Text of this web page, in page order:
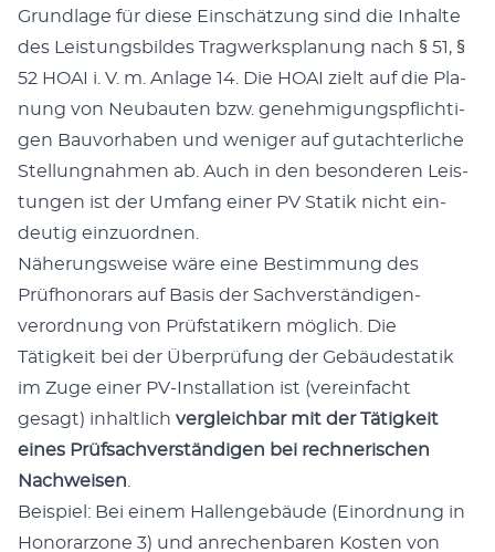
Grund­lage für diese Ein­schätzung sind die Inhalte
des Leis­tungs­bildes Trag­w­erk­s­pla­nung nach § 51, §
52 HOAI i. V. m. Anlage 14. Die HOAI zielt auf die Pla­
nung von Neubaut­en bzw. genehmi­gungspflichti­
gen Bau­vorhaben und weniger auf gutachter­liche
Stel­lung­nah­men ab. Auch in den beson­deren Leis­
tun­gen ist der Umfang ein­er PV Sta­tik nicht ein­
deutig einzuord­nen.
Näherungsweise wäre eine Bes­tim­mung des
Prüfhono­rars auf Basis der Sachver­ständi­gen­
verord­nung von Prüf­s­ta­tik­ern möglich. Die
Tätigkeit bei der Über­prü­fung der Gebäud­esta­tik
im Zuge ein­er PV-Instal­la­tion ist (vere­in­facht
gesagt) inhaltlich ver­gle­ich­bar mit der Tätigkeit
eines Prüf­sachver­ständi­gen bei rech­ner­ischen
Nach­weisen
Beispiel: Bei einem Hal­lenge­bäude (Einord­nung in
Hon­o­rar­zone 3) und anrechen­baren Kosten von